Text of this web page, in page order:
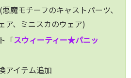
魔モチーフのキャストパーツ、
ア、ミニスカのウェア)
「スウィーティー★パニッ
アイテム追加